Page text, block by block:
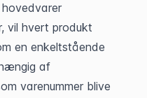
vil hvert produkt
en enkeltstående
af
varenummer blive